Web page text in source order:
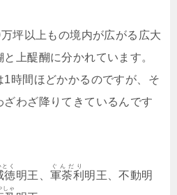
坪以上もの境内が広がる広大
上醍醐に分かれています。
時間ほどかかるのですが、そ
わざ降りてきているんです
徳
く
明王、 軍荼利
ぐんだり
明王、不動明
しゃ